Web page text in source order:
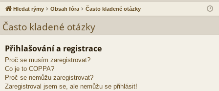
a lá
se
ist
va
Hledat rýmy Obsah fóra Často kladené otázky
Často kladené otázky
Přihlašování a registrace
Proč se musím zaregistrovat?
Co je to COPPA?
Proč se nemůžu zaregistrovat?
Zaregistroval jsem se, ale nemůžu se přihlásit!